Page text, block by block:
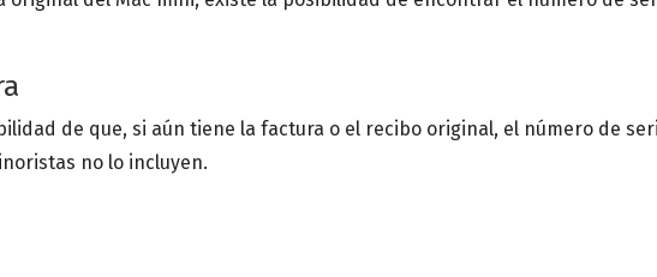
de que, si aún tiene la factura o el recibo original, el número de
no lo incluyen.